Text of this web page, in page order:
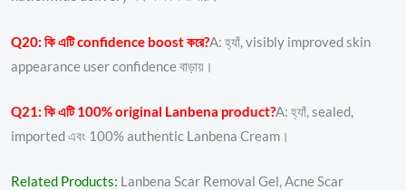
Q20: কি এটি confidence boost করে?A: হ্যাঁ, visibly improved skin
appearance user confidence বাড়ায়।
Q21: কি এটি 100% original Lanbena product?A: হ্যাঁ, sealed,
imported এবং 100% authentic Lanbena Cream।
Related Products: Lanbena Scar Removal Gel, Acne Scar